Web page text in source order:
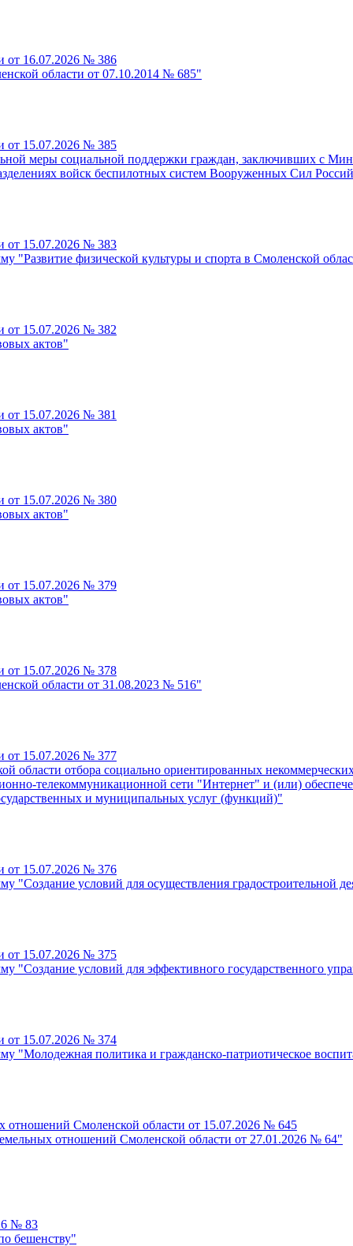
от 16.07.2026 № 386
области от 07.10.2014 № 685"
от 15.07.2026 № 385
меры социальной поддержки граждан, заключивших с
войск беспилотных систем Вооруженных Сил
от 15.07.2026 № 383
"Развитие физической культуры и спорта в Смоленской
от 15.07.2026 № 382
актов"
от 15.07.2026 № 381
актов"
от 15.07.2026 № 380
актов"
от 15.07.2026 № 379
актов"
от 15.07.2026 № 378
области от 31.08.2023 № 516"
от 15.07.2026 № 377
области отбора социально ориентированных
телекоммуникационной сети "Интернет" и (или)
и муниципальных услуг (функций)"
от 15.07.2026 № 376
"Создание условий для осуществления градостроительной
от 15.07.2026 № 375
"Создание условий для эффективного государственного
от 15.07.2026 № 374
"Молодежная политика и гражданско-патриотическое
Смоленской области от 15.07.2026 № 645
отношений Смоленской области от 27.01.2026 № 64"
№ 83
бешенству"